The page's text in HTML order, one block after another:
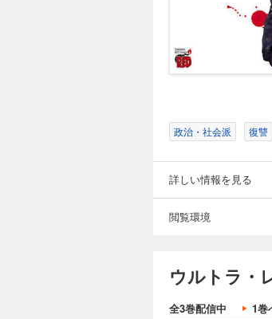
政治・社会派 復讐
詳しい情報を見る
閲覧環境
ウルトラ・
全3巻配信中 1巻